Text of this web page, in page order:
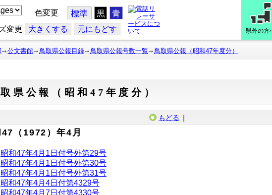
色変更 標準 黒 青
変更 大きくする 元にもどす 県外の方
公文書館 鳥取県公報目録 鳥取県公報号数一覧 鳥取県公報（昭和47年度分）
県公報（昭和47年度分）
もどる ｜
（1972）年4月
昭和47年4月1日付号外第29号
昭和47年4月1日付号外第30号
昭和47年4月1日付号外第31号
昭和47年4月4日付第4329号
昭和47年4月7日付第4330号